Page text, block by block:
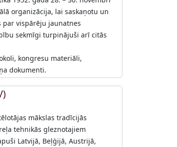
organizācija, lai saskaņotu un
par vispārēju jaunatnes
sekmīgi turpinājuši arī citās
kongresu materiāli,
dokumenti.
mākslas tradīcijās
tehnikās gleznotajiem
Latvijā, Beļģijā, Austrijā,